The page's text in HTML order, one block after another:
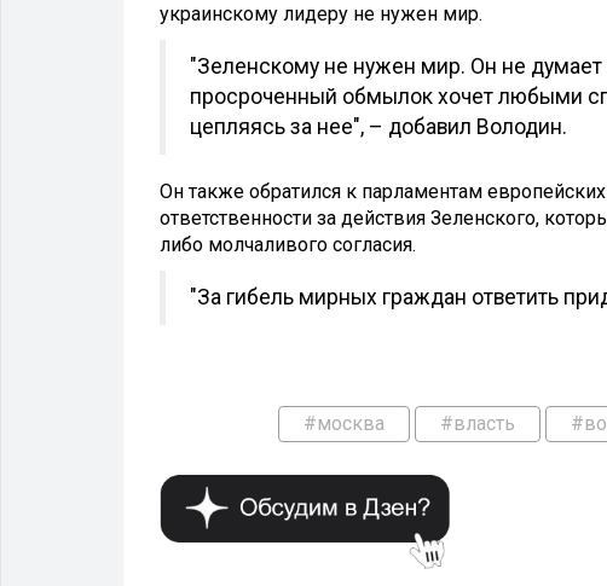
украинскому лидеру не нужен мир.
"Зеленскому не нужен мир. Он не
просроченный обмылок хочет любыми
цепляясь за нее", – добавил Володин.
Он также обратился к парламентам
ответственности за действия Зеленского,
либо молчаливого согласия.
"За гибель мирных граждан ответить
#москва #власть